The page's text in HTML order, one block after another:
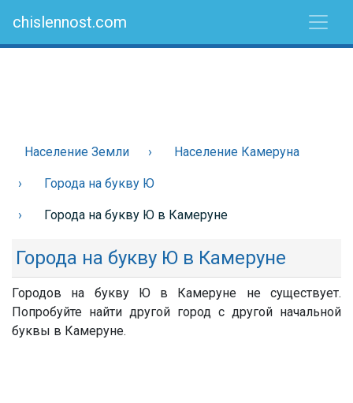
chislennost.com
Население Земли Население Камеруна
Города на букву Ю
Города на букву Ю в Камеруне
Города на букву Ю в Камеруне
Городов на букву Ю в Камеруне не существует.
Попробуйте найти другой город с другой начальной
буквы в Камеруне.